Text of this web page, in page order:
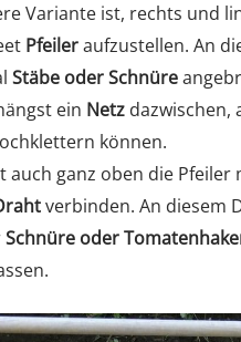
Variante ist, rechts und
Pfeileraufzustellen. An
Stäbe oder Schnüre
ein Netz dazwischen,
können.
auch ganz oben die Pfeiler
verbinden. An diesem
Schnüre oder